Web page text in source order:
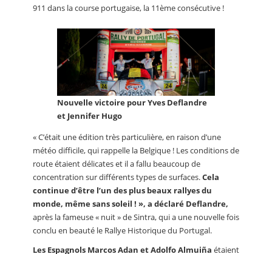
911 dans la course portugaise, la 11ème consécutive !
Nouvelle victoire pour Yves Deflandre
et Jennifer Hugo
« C’était une édition très particulière, en raison d’une
météo difficile, qui rappelle la Belgique ! Les conditions de
route étaient délicates et il a fallu beaucoup de
concentration sur différents types de surfaces.Cela
continue d’être l’un des plus beaux rallyes du
monde, même sans soleil ! », a déclaré Deflandre,
après la fameuse « nuit » de Sintra, qui a une nouvelle fois
conclu en beauté le Rallye Historique du Portugal.
Les Espagnols Marcos Adan et Adolfo Almuiña étaient